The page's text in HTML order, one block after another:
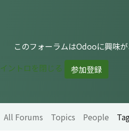
このフォーラムはOdooに興味
イントロを閉じる
参加登録
All Forums Topics People